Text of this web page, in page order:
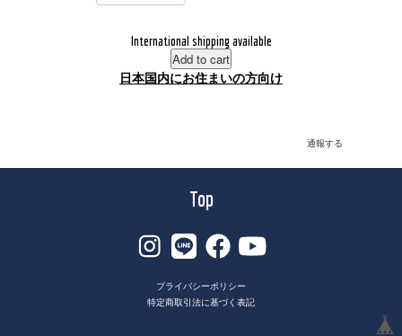
International shipping available
Add to cart
日本国内にお住まいの方向け
通報する
Top
プライバシーポリシー
特定商取引法に基づく表記